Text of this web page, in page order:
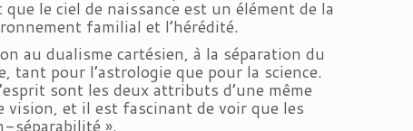
le ciel de naissance est un élément de la
familial et l’hérédité.
au dualisme cartésien, à la séparation du
tant pour l’astrologie que pour la science.
sont les deux attributs d’une même
vision, et il est fascinant de voir que les
séparabilité ».